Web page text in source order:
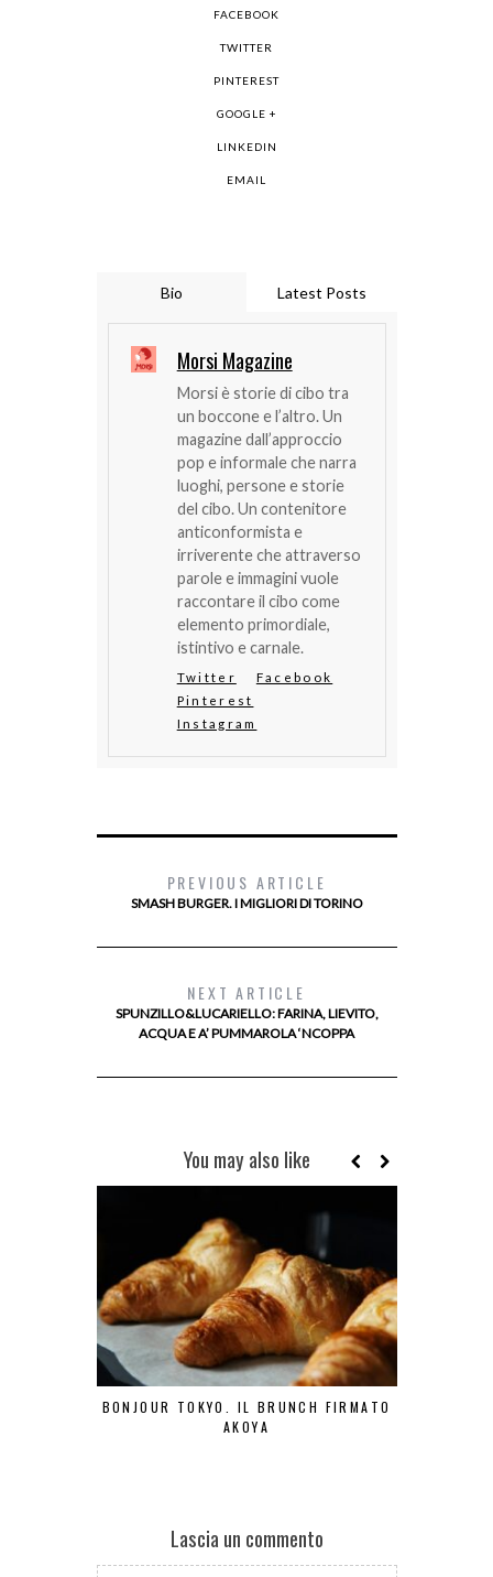
FACEBOOK
TWITTER
PINTEREST
GOOGLE +
LINKEDIN
EMAIL
Bio Latest Posts
Morsi Magazine
Morsi è storie di cibo tra
un boccone e l’altro. Un
magazine dall’approccio
pop e informale che narra
luoghi, persone e storie
del cibo. Un contenitore
anticonformista e
irriverente che attraverso
parole e immagini vuole
raccontare il cibo come
elemento primordiale,
istintivo e carnale.
Twitter
Facebook
Pinterest
Instagram
PREVIOUS ARTICLE
SMASH BURGER. I MIGLIORI DI TORINO
NEXT ARTICLE
SPUNZILLO&LUCARIELLO: FARINA, LIEVITO,
ACQUA E A’ PUMMAROLA ‘NCOPPA
You may also like
BONJOUR TOKYO. IL BRUNCH FIRMATO
AKOYA
Lascia un commento